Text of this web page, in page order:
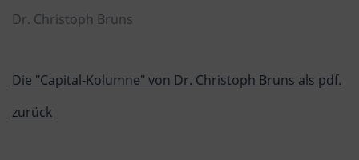
Dr. Christoph Bruns
Die "Capital-Kolumne" von Dr. Christoph Bruns als pdf.
zurück